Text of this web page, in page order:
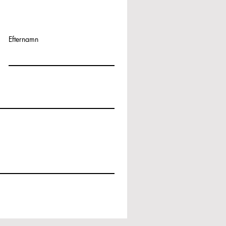
Efternamn